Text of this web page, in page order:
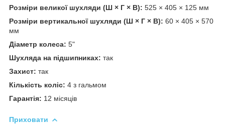
Розміри великої шухляди (Ш × Г × В): 525 × 405 × 125 мм
Розміри вертикальної шухляди (Ш × Г × В): 60 × 405 × 570
мм
Діаметр колеса: 5"
Шухляда на підшипниках: так
Захист: так
Кількість коліс: 4 з гальмом
Гарантія: 12 місяців
Приховати